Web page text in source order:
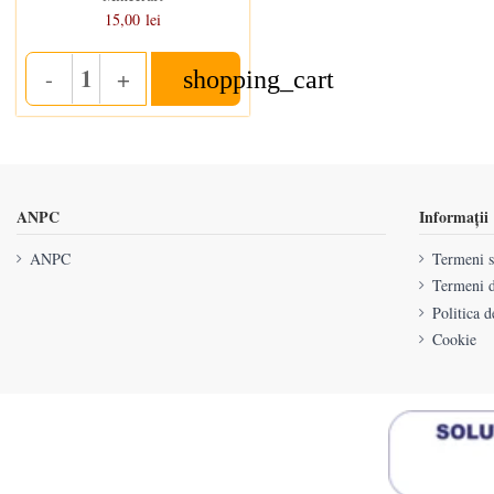
15,00 lei
- Quantity
+ shopping_cart
ANPC
ANPC
Informații
Termeni
Termeni
Politica
Cookie